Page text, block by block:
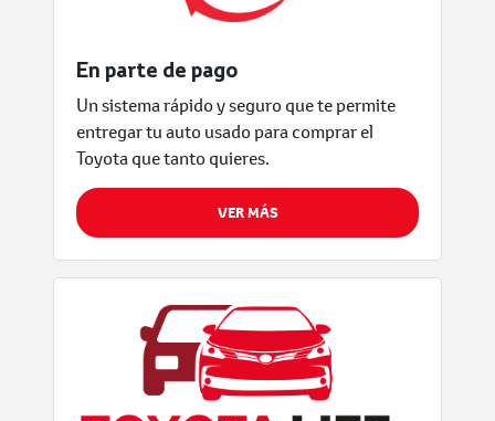
En parte de pago
Un sistema rápido y seguro que te permite
entregar tu auto usado para comprar el
Toyota que tanto quieres.
VER MÁS